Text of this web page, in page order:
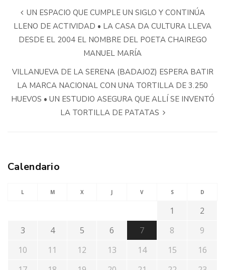
UN ESPACIO QUE CUMPLE UN SIGLO Y CONTINÚA
LLENO DE ACTIVIDAD • LA CASA DA CULTURA LLEVA
DESDE EL 2004 EL NOMBRE DEL POETA CHAIREGO
MANUEL MARÍA
VILLANUEVA DE LA SERENA (BADAJOZ) ESPERA BATIR
LA MARCA NACIONAL CON UNA TORTILLA DE 3.250
HUEVOS • UN ESTUDIO ASEGURA QUE ALLÍ SE INVENTÓ
LA TORTILLA DE PATATAS
Calendario
L M X J V S D
1
2
3
4 5 6 7 8
9
10
11 12 13 14 15
16